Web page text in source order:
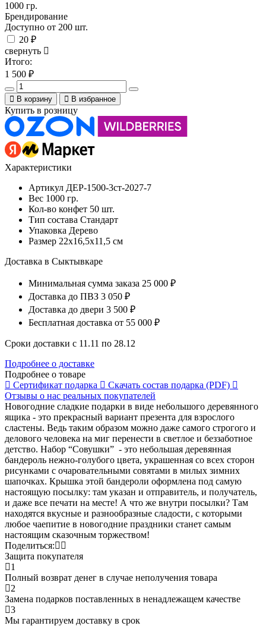
1000 гр.
Брендирование
Доступно от 200 шт.
20 ₽
свернуть
Итого:
1 500 ₽
В корзину В избранное
Купить в розницу
Характеристики
Артикул ДЕР-1500-3ст-2027-7
Вес 1000 гр.
Кол-во конфет 50 шт.
Тип состава Стандарт
Упаковка Дерево
Размер 22x16,5x11,5 см
Доставка в Сыктывкаре
Минимальная сумма заказа 25 000 ₽
Доставка до ПВЗ 3 050 ₽
Доставка до двери 3 500 ₽
Бесплатная доставка от 55 000 ₽
Сроки доставки с 11.11 по 28.12
Подробнее о доставке
Подробнее о товаре
Сертификат подарка Скачать состав подарка (PDF)
Отзывы о нас реальных покупателей
Новогодние сладкие подарки в виде небольшого деревянного
ящика - это прекрасный вариант презента для взрослого
сластены. Ведь таким образом можно даже самого строгого и
делового человека на миг перенести в светлое и беззаботное
детство. Набор “Совушки” - это небольшая деревянная
бандероль нежно-голубого цвета, украшенная со всех сторон
рисунками с очаровательными совятами в милых зимних
шапочках. Крышка этой бандероли оформлена под самую
настоящую посылку: там указан и отправитель, и получатель,
и даже все печати на месте! А что же внутри посылки? Там
находятся вкусные и разнообразные сладости, с которыми
любое чаепитие в новогодние праздники станет самым
настоящим сказочным торжеством!
Поделиться:
Защита покупателя
1
Полный возврат денег в случае неполучения товара
2
Замена подарков поставленных в ненадлежащем качестве
3
Мы гарантируем доставку в срок